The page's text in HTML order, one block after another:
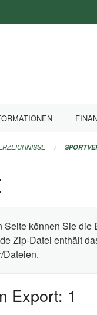
Seite können Sie die
Zip-Datei enthält
Export: 1